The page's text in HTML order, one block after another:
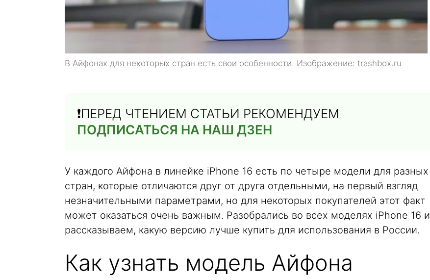
В Айфонах для некоторых стран есть свои особенности. Изображение: trashbox.ru
❗️ПЕРЕД ЧТЕНИЕМ СТАТЬИ РЕКОМЕНДУЕМ
ПОДПИСАТЬСЯ НА НАШ ДЗЕН
У каждого Айфона в линейке iPhone 16 есть по четыре модели для разных
стран, которые отличаются друг от друга отдельными, на первый взгляд
незначительными параметрами, но для некоторых покупателей этот факт
может оказаться очень важным. Разобрались во всех моделях iPhone 16 и
рассказываем, какую версию лучше купить для использования в России.
Как узнать модель Айфона